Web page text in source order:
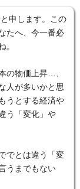
申します。この
たへ、今一番必
。
の物価上昇…、
人が多いかと思
うとする経済や
う「変化」や
でとは違う「変
うまでもない